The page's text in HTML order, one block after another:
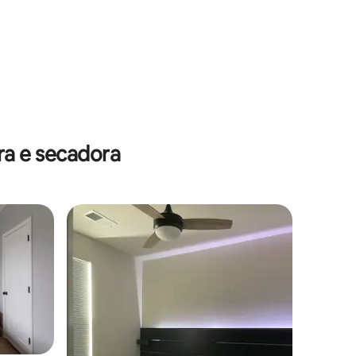
e secadora
hóspedes